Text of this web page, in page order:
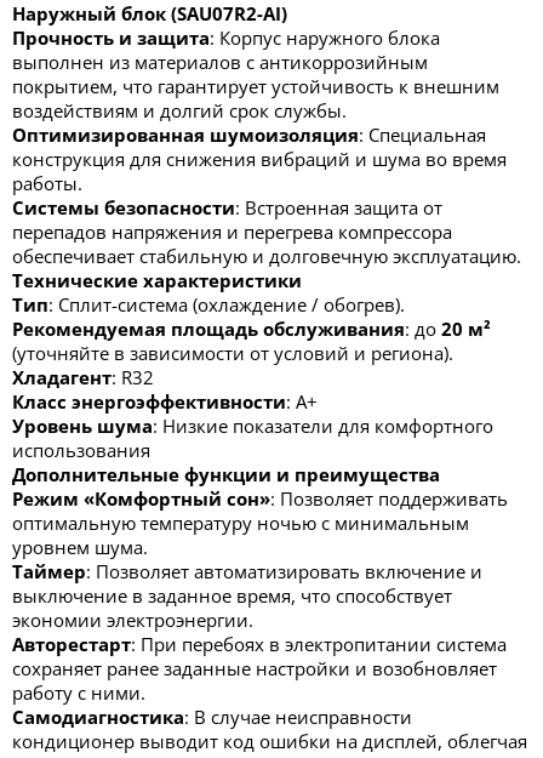
Наружный блок (SAU07R2-AI)
Прочность и защита: Корпус наружного блока
выполнен из материалов с антикоррозийным
покрытием, что гарантирует устойчивость к внешним
воздействиям и долгий срок службы.
Оптимизированная шумоизоляция: Специальная
конструкция для снижения вибраций и шума во время
работы.
Системы безопасности: Встроенная защита от
перепадов напряжения и перегрева компрессора
обеспечивает стабильную и долговечную эксплуатацию.
Технические характеристики
Тип: Сплит-система (охлаждение / обогрев).
Рекомендуемая площадь обслуживания: до 20 м²
(уточняйте в зависимости от условий и региона).
Хладагент: R32
Класс энергоэффективности: А+
Уровень шума: Низкие показатели для комфортного
использования
Дополнительные функции и преимущества
Режим «Комфортный сон»: Позволяет поддерживать
оптимальную температуру ночью с минимальным
уровнем шума.
Таймер: Позволяет автоматизировать включение и
выключение в заданное время, что способствует
экономии электроэнергии.
Авторестарт: При перебоях в электропитании система
сохраняет ранее заданные настройки и возобновляет
работу с ними.
Самодиагностика: В случае неисправности
кондиционер выводит код ошибки на дисплей, облегчая